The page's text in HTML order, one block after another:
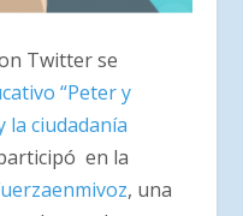
Twitter se
“Peter y
la ciudadanía
en la
, una